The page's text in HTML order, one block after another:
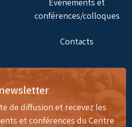
conférences/colloques
Contacts
de diffusion et recevez les
et conférences du Centre